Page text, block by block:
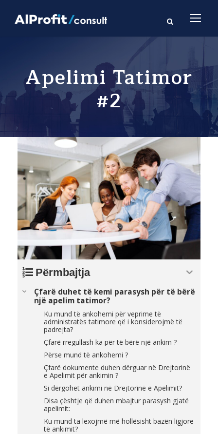
Apelimi Tatimor
#2
Përmbajtja
Çfarë duhet të kemi parasysh për të bërë
një apelim tatimor?
Ku mund të ankohemi për veprime të
administratës tatimore që i konsiderojmë të
padrejta?
Çfarë rregullash ka për të bërë një ankim ?
Përse mund të ankohemi ?
Çfarë dokumente duhen dërguar në Drejtorinë
e Apelimit për ankimin ?
Si dërgohet ankimi në Drejtorinë e Apelimit?
Disa çështje që duhen mbajtur parasysh gjatë
apelimit:
Ku mund ta lexojmë më hollësisht bazën ligjore
të ankimit?